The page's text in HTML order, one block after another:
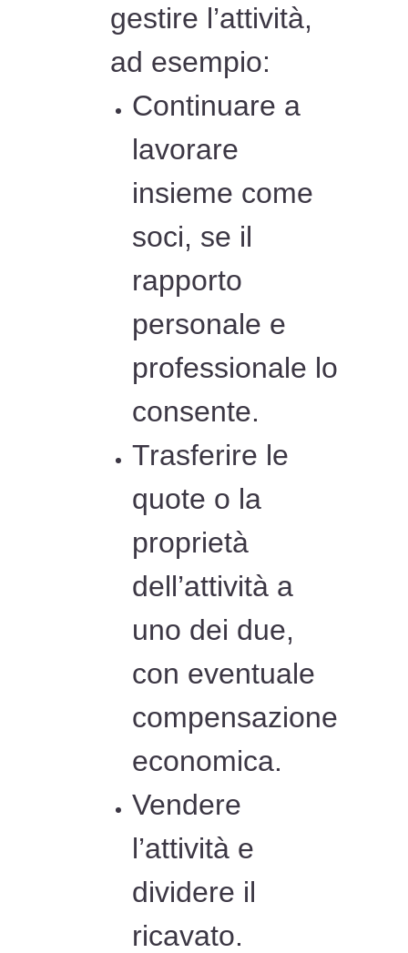
gestire l’attività,
ad esempio:
Continuare a
lavorare
insieme come
soci, se il
rapporto
personale e
professionale lo
consente.
Trasferire le
quote o la
proprietà
dell’attività a
uno dei due,
con eventuale
compensazione
economica.
Vendere
l’attività e
dividere il
ricavato.